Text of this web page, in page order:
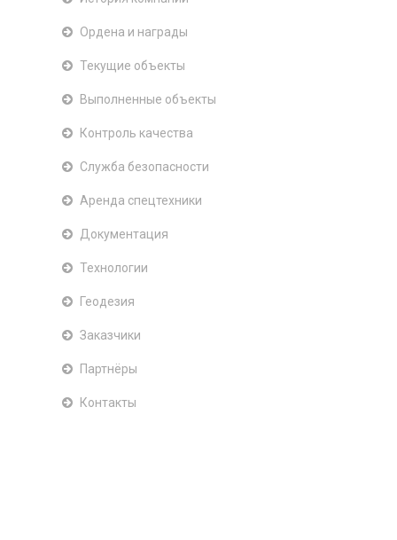
Ордена и награды
Текущие объекты
Выполненные объекты
Контроль качества
Служба безопасности
Аренда спецтехники
Документация
Технологии
Геодезия
Заказчики
Партнёры
Контакты